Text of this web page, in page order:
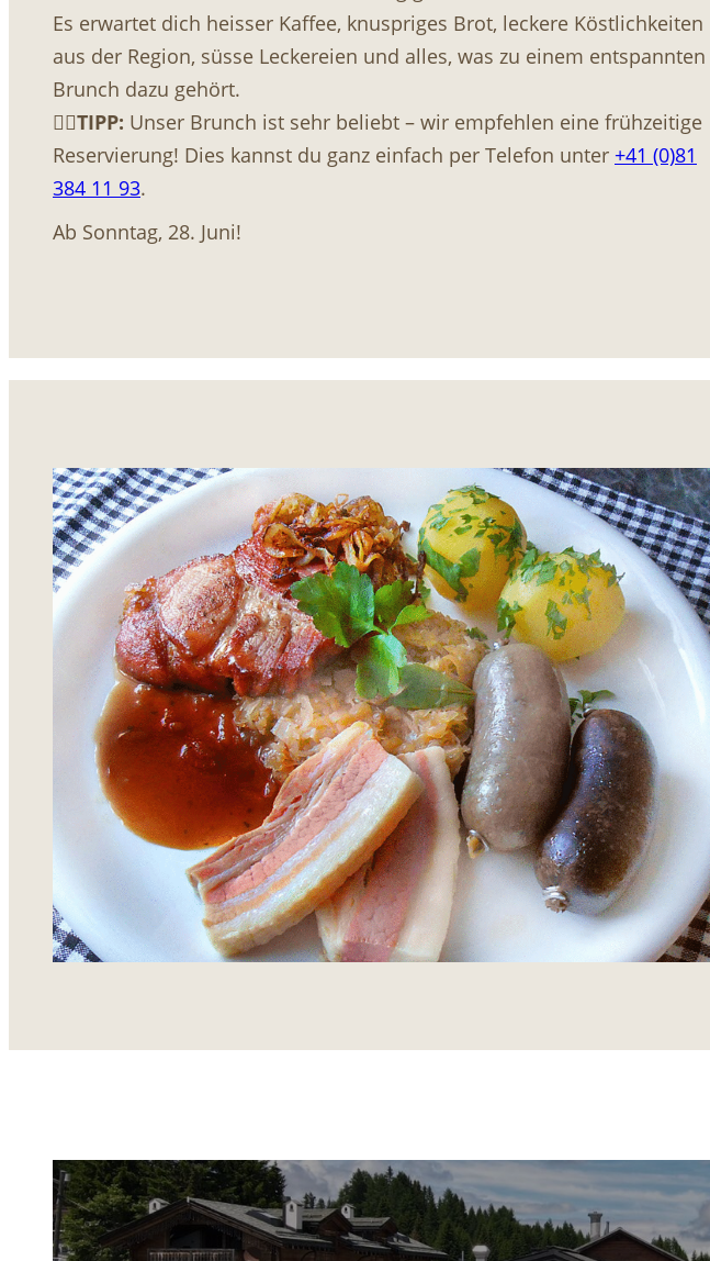
Es erwartet dich heisser Kaffee, knuspriges Brot, leckere Köstlichkeiten
aus der Region, süsse Leckereien und alles, was zu einem entspannten
Brunch dazu gehört.
👉🏾TIPP: Unser Brunch ist sehr beliebt – wir empfehlen eine frühzeitige
Reservierung! Dies kannst du ganz einfach per Telefon unter +41 (0)81
384 11 93.
Ab Sonntag, 28. Juni!